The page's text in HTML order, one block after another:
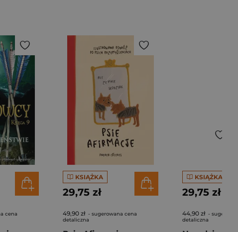
cena
KSIĄŻKA
29,75 zł
49,90 zł - sugerowana cena
detaliczna
KSIĄŻKA
29,75 zł
44,90 zł -
detaliczna